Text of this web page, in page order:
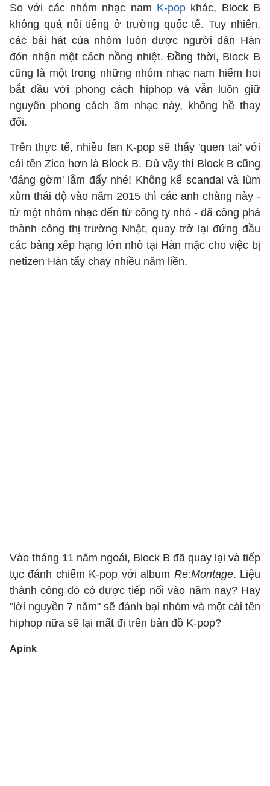
So với các nhóm nhạc nam K-pop khác, Block B
không quá nổi tiếng ở trường quốc tế. Tuy nhiên,
các bài hát của nhóm luôn được người dân Hàn
đón nhận một cách nồng nhiệt. Đồng thời, Block B
cũng là một trong những nhóm nhạc nam hiếm hoi
bắt đầu với phong cách hiphop và vẫn luôn giữ
nguyên phong cách âm nhạc này, không hề thay
đổi.
Trên thực tế, nhiều fan K-pop sẽ thấy 'quen tai' với
cái tên Zico hơn là Block B. Dù vậy thì Block B cũng
'đáng gờm' lắm đấy nhé! Không kể scandal và lùm
xùm thái độ vào năm 2015 thì các anh chàng này -
từ một nhóm nhạc đến từ công ty nhỏ - đã công phá
thành công thị trường Nhật, quay trở lại đứng đầu
các bảng xếp hạng lớn nhỏ tại Hàn mặc cho việc bị
netizen Hàn tẩy chay nhiều năm liền.
Vào tháng 11 năm ngoái, Block B đã quay lại và tiếp
tục đánh chiếm K-pop với album Re:Montage. Liệu
thành công đó có được tiếp nối vào năm nay? Hay
"lời nguyền 7 năm" sẽ đánh bại nhóm và một cái tên
hiphop nữa sẽ lại mất đi trên bản đồ K-pop?
Apink